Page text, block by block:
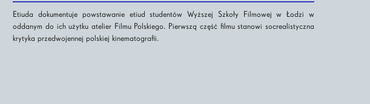
Etiuda dokumentuje powstawanie etiud studentów Wyższej Szkoły Filmowej w Łodzi w
oddanym do ich użytku atelier Filmu Polskiego. Pierwszą część filmu stanowi socrealistyczna
krytyka przedwojennej polskiej kinematografii.